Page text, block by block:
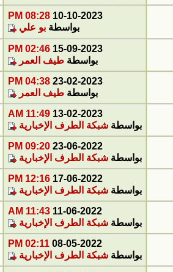
10-10-2023
08:28 PM
بواسطة بو علي
15-09-2023
02:46 PM
بواسطة طيف العمر
23-02-2023
04:38 PM
بواسطة طيف العمر
13-02-2023
11:49 AM
بواسطة شبكة الطرف الإخبارية
23-06-2022
09:20 PM
بواسطة شبكة الطرف الإخبارية
17-06-2022
12:16 PM
بواسطة شبكة الطرف الإخبارية
11-06-2022
11:43 AM
بواسطة شبكة الطرف الإخبارية
08-05-2022
02:11 PM
بواسطة شبكة الطرف الإخبارية